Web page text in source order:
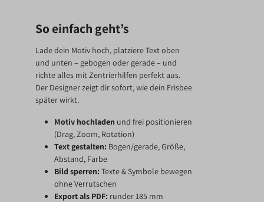
So einfach geht’s
Lade dein Motiv hoch, platziere Text oben
und unten – gebogen oder gerade – und
richte alles mit Zentrierhilfen perfekt aus.
Der Designer zeigt dir sofort, wie dein Frisbee
später wirkt.
Motiv hochladen und frei positionieren
(Drag, Zoom, Rotation)
Text gestalten: Bogen/gerade, Größe,
Abstand, Farbe
Bild sperren: Texte & Symbole bewegen
ohne Verrutschen
Export als PDF: runder 185 mm